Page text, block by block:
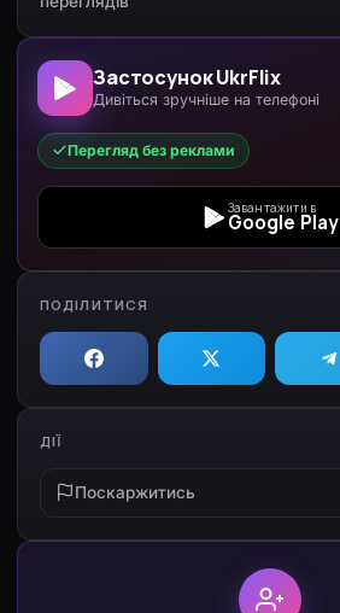
Застосунок UkrFlix
Дивіться зручніше на телефоні
Перегляд без реклами
Завантажити в
Google Play
ПОДІЛИТИСЯ
ДІЇ
Поскаржитись